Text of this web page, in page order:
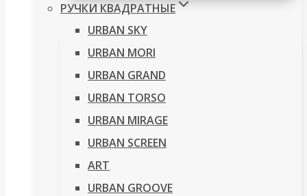
РУЧКИ КВАДРАТНЫЕ
URBAN SKY
URBAN MORI
URBAN GRAND
URBAN TORSO
URBAN MIRAGE
URBAN SCREEN
ART
URBAN GROOVE